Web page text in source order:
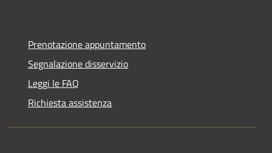
Prenotazione appuntamento
Segnalazione disservizio
Leggi le FAQ
Richiesta assistenza